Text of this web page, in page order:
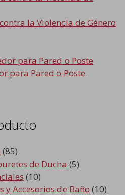
la Violencia de Género
para Pared o Poste
(85)
de Ducha (5)
(10)
y Accesorios de Baño (10)